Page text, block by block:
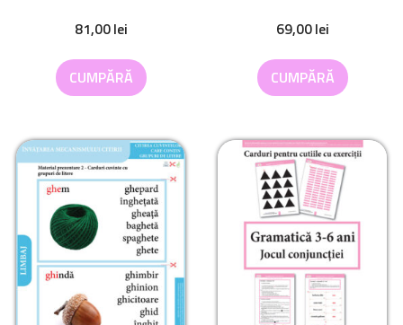
81,00lei
CUMPĂRĂ
69,00lei
CUMPĂRĂ